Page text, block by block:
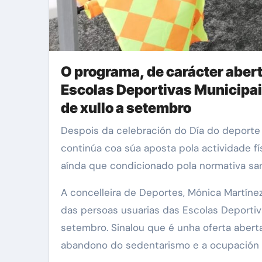
O programa, de carácter
Escolas Deportivas
de xullo a setembro
Despois da celebración do Día do deporte na cidade e da posta en marcha do novidoso programa Coruña no mar, a Concellería de Deportes
continúa coa súa aposta pola actividade
aínda que condicionado pola normativa
A concelleira de Deportes, Mónica
das persoas usuarias das Escolas
setembro. Sinalou que é unha oferta
abandono do sedentarismo e a